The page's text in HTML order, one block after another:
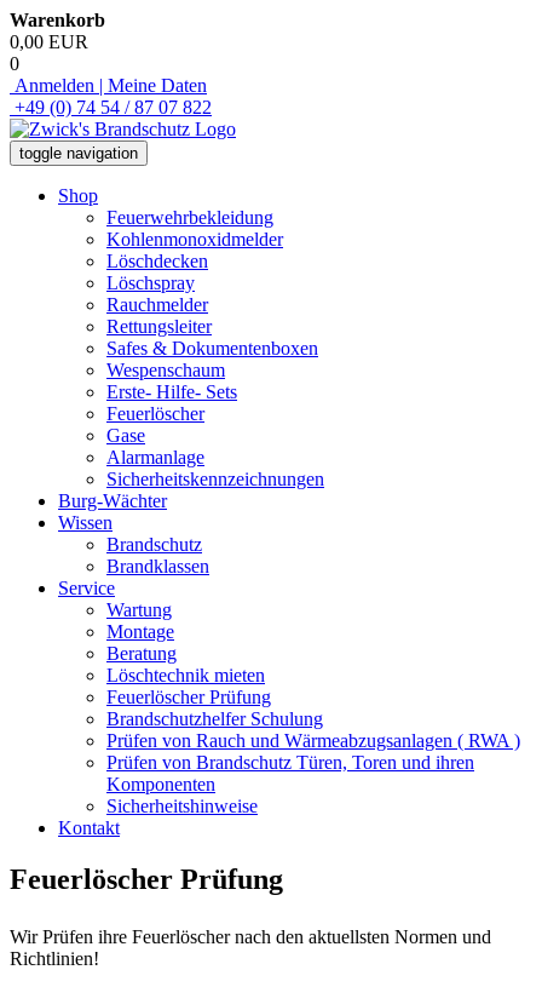
Warenkorb
0,00 EUR
0
Anmelden | Meine Daten
+49 (0) 74 54 / 87 07 822
toggle navigation
Shop
Feuerwehrbekleidung
Kohlenmonoxidmelder
Löschdecken
Löschspray
Rauchmelder
Rettungsleiter
Safes & Dokumentenboxen
Wespenschaum
Erste- Hilfe- Sets
Feuerlöscher
Gase
Alarmanlage
Sicherheitskennzeichnungen
Burg-Wächter
Wissen
Brandschutz
Brandklassen
Service
Wartung
Montage
Beratung
Löschtechnik mieten
Feuerlöscher Prüfung
Brandschutzhelfer Schulung
Prüfen von Rauch und Wärmeabzugsanlagen ( RWA )
Prüfen von Brandschutz Türen, Toren und ihren
Komponenten
Sicherheitshinweise
Kontakt
Feuerlöscher Prüfung
Wir Prüfen ihre Feuerlöscher nach den aktuellsten Normen und
Richtlinien!